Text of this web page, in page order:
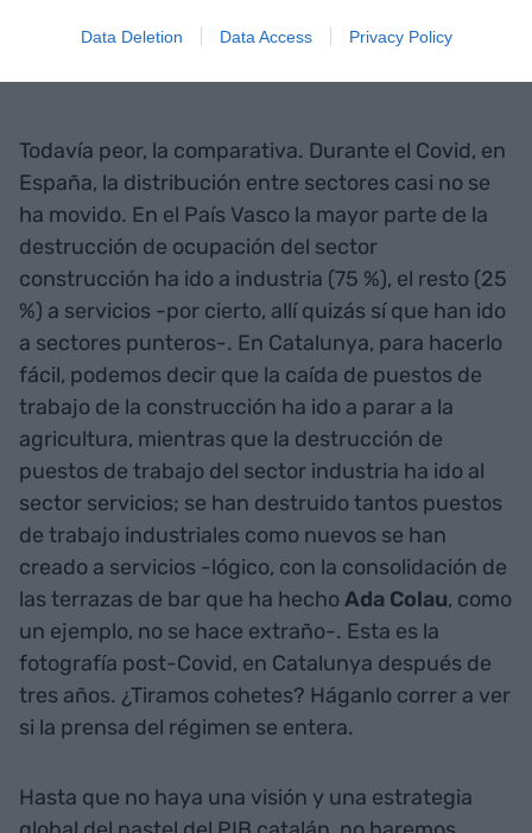
Data Deletion Data Access Privacy Policy
Todavía peor, la comparativa. Durante el Covid, en
España, la distribución entre sectores casi no se
ha movido. En el País Vasco la mayor parte de la
destrucción de ocupación del sector
construcción ha ido a industria (75 %), el resto (25
%) a servicios -por cierto, allí quizás sí que han ido
a sectores punteros-. En Catalunya, para hacerlo
fácil, podemos decir que la caída de puestos de
trabajo de la construcción ha ido a parar a la
agricultura, mientras que la destrucción de
puestos de trabajo del sector industria ha ido al
sector servicios; se han destruido tantos puestos
de trabajo industriales como nuevos se han
creado a servicios -lógico, con la consolidación de
las terrazas de bar que ha hechoAda Colau, como
un ejemplo, no se hace extraño-. Esta es la
fotografía post-Covid, en Catalunya después de
tres años. ¿Tiramos cohetes? Háganlo correr a ver
si la prensa del régimen se entera.
Hasta que no haya una visión y una estrategia